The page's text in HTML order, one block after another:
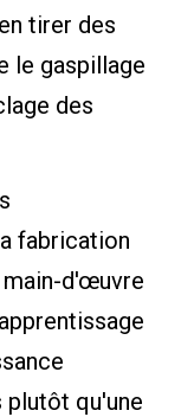
tirer des
le gaspillage
des
fabrication
d'œuvre
qu'une